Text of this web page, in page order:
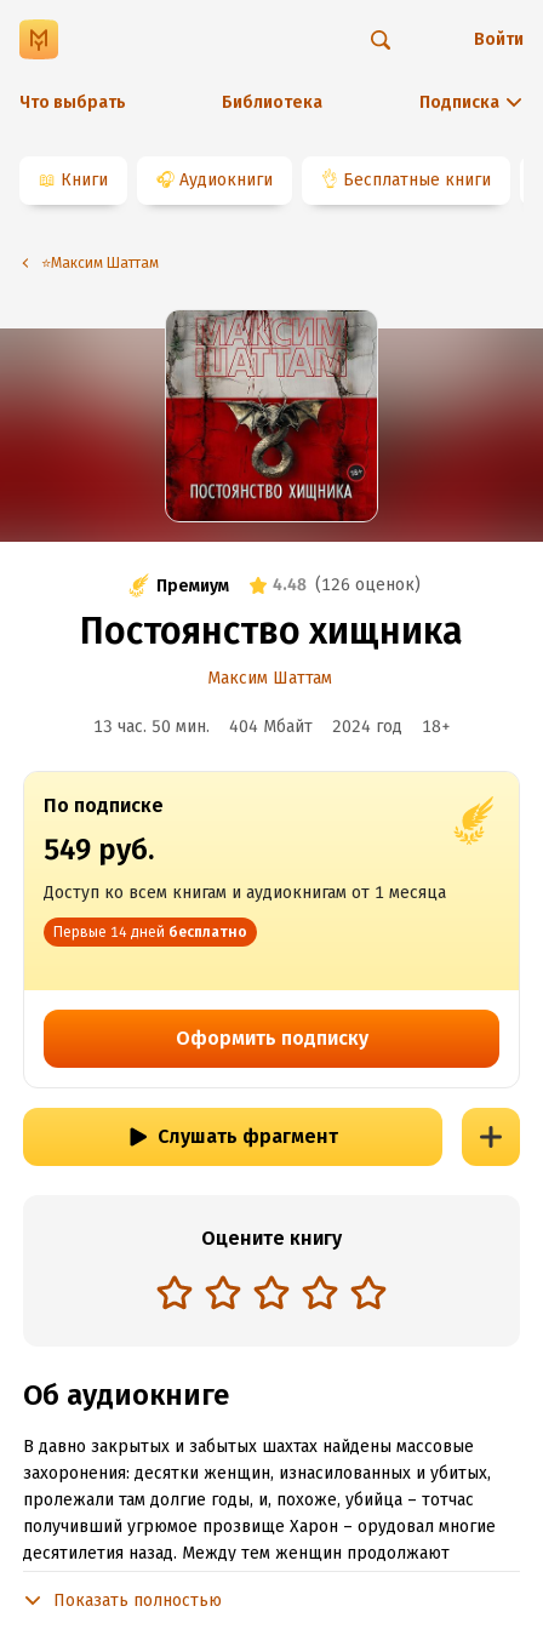
Что выбрать Библиотека Подписка
Войти
📖 Книги 🎧 Аудиокниги 👌 Бесплатные книги
⭐️Максим Шаттам
Премиум 4.48 (126 оценок)
Постоянство хищника
Максим Шаттам
13 час. 50 мин. 404 Мбайт 2024 год 18+
По подписке
549 руб.
Доступ ко всем книгам и аудиокнигам от 1 месяца
Первые 14 дней бесплатно
Оформить подписку
Слушать фрагмент
Оцените книгу
Об аудиокниге
В давно закрытых и забытых шахтах найдены массовые
захоронения: десятки женщин, изнасилованных и убитых,
пролежали там долгие годы, и, похоже, убийца – тотчас
получивший угрюмое прозвище Харон – орудовал многие
десятилетия назад. Между тем женщин продолжают
изуродованным трупам, это дело рук того же неумолимого
Показать полностью